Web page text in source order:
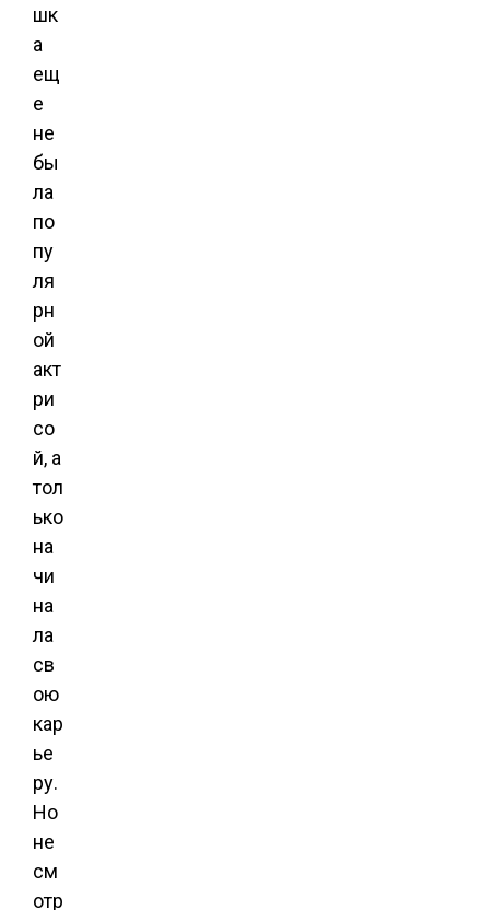
шк
а
ещ
е
не
бы
ла
по
пу
ля
рн
ой
акт
ри
со
й, а
тол
ько
на
чи
на
ла
св
ою
кар
ье
ру.
Но
не
см
отр